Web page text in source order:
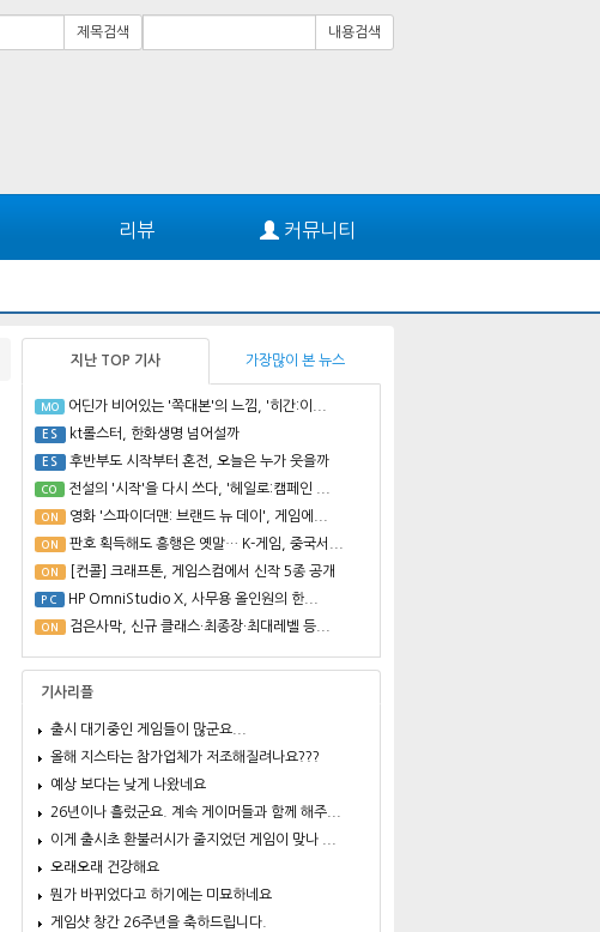
제목검색 내용검색
리뷰 커뮤니티
지난 TOP 기사 가장많이 본 뉴스
MO 어딘가 비어있는 '쪽대본'의 느낌, '히간:이...
ES kt롤스터, 한화생명 넘어설까
ES 후반부도 시작부터 혼전, 오늘은 누가 웃을까
CO 전설의 '시작'을 다시 쓰다, '헤일로:캠페인 ...
ON 영화 '스파이더맨: 브랜드 뉴 데이', 게임에...
ON 판호 획득해도 흥행은 옛말… K-게임, 중국서...
ON [컨콜] 크래프톤, 게임스컴에서 신작 5종 공개
PC HP OmniStudio X, 사무용 올인원의 한...
ON 검은사막, 신규 클래스·최종장·최대레벨 등...
기사리플
출시 대기중인 게임들이 많군요...
올해 지스타는 참가업체가 저조해질려나요???
예상 보다는 낮게 나왔네요
26년이나 흘렀군요. 계속 게이머들과 함께 해주...
이게 출시초 환불러시가 줄지었던 게임이 맞나 ...
오래오래 건강해요
뭔가 바뀌었다고 하기에는 미묘하네요
게임샷 창간 26주년을 축하드립니다.